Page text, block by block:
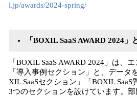
l.jp/awards/2024-spring/
「BOXIL SaaS AWARD 2024」
「BOXIL SaaS AWARD 2024」は、
「導入事例セクション」と、データ
XIL SaaSセクション」「BOXIL
3つのセクションを設けています。